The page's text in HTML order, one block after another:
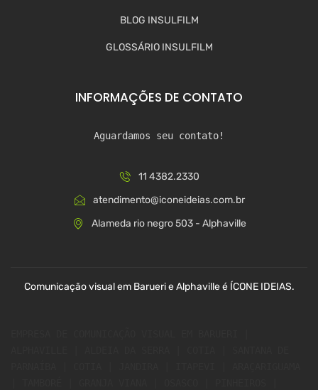
BLOG INSULFILM
GLOSSÁRIO INSULFILM
INFORMAÇÕES DE CONTATO
Aguardamos seu contato!
11 4382.2330
atendimento@iconeideias.com.br
Alameda rio negro 503 - Alphaville
Comunicação visual em Barueri e Alphaville é ÍCONE IDEIAS.